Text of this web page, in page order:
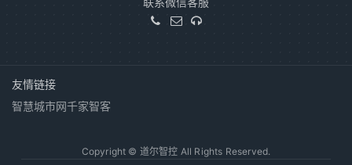
友情链接
智慧城市网千家智客
Copyright © 道尔智控 All Rights Reserved.